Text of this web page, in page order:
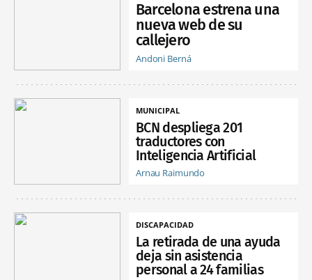
Barcelona estrena una
nueva web de su
callejero
Andoni Berná
MUNICIPAL
BCN despliega 201
traductores con
Inteligencia Artificial
Arnau Raimundo
DISCAPACIDAD
La retirada de una ayuda
deja sin asistencia
personal a 24 familias